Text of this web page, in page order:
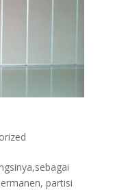
partisi